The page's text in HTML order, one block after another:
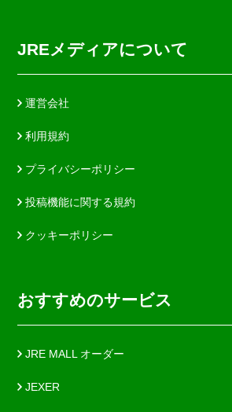
JREメディアについて
運営会社
利用規約
プライバシーポリシー
投稿機能に関する規約
クッキーポリシー
おすすめのサービス
JRE MALL オーダー
JEXER